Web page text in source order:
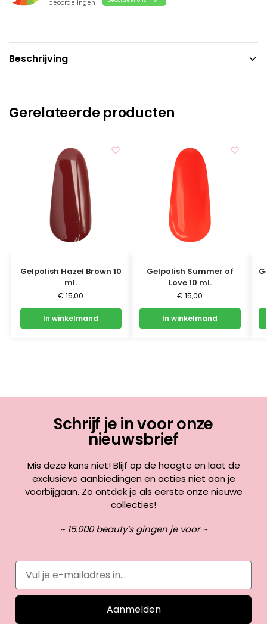
Beschrijving
Gerelateerde producten
Gelpolish Hazel Brown 10
ml.
€ 15,00
In winkelmand
Gelpolish Summer of
Love 10 ml.
€ 15,00
In winkelmand
Schrijf je in voor onze
nieuwsbrief
Mis deze kans niet! Blijf op de hoogte en laat de
exclusieve aanbiedingen en acties niet aan je
voorbijgaan. Zo ontdek je als eerste onze nieuwe
collecties!
~ 15.000 beauty’s gingen je voor ~
Aanmelden